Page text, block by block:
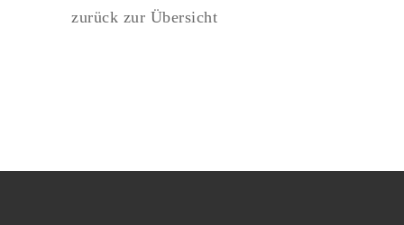
zurück zur Übersicht